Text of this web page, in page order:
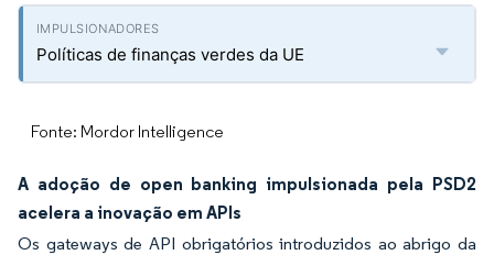
Políticas de finanças verdes da UE
Fonte: Mordor Intelligence
A adoção de open banking impulsionada pela PSD2
acelera a inovação em APIs
Os gateways de API obrigatórios introduzidos ao abrigo da